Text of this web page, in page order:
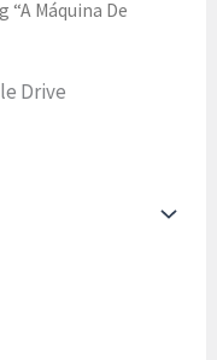
Máquina De
Drive